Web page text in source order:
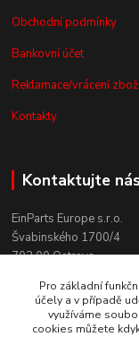
Obchodní podmínky
Bankovní účet
Reklamace/vrácení
Kontakty
Kontaktujte
EinParts Europe s.r.o.
Švabinského 1700/4
702 00 Ostrava
+420 558 080 004
(po. - pá. 9:00-13:00)
obchod@einparts.cz
Pro základní
účely a v případě
využíváme
cookies můžete